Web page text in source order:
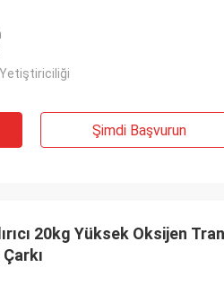
Şimdi Başvurun
20kg Yüksek Oksijen